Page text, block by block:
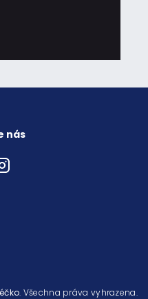
nás
. Všechna práva vyhrazena.